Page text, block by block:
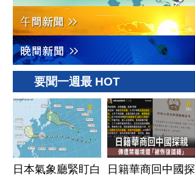
要聞一週最 HOT
日本氣象廳緊盯白
日籍華商回中國探